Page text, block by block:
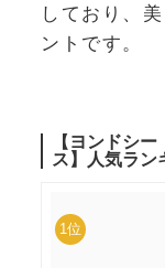
しており、
ントです。